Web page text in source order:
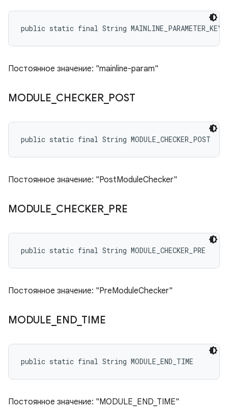
public static final String MAINLINE_PARAMETER_KEY
Постоянное значение: "mainline-param"
MODULE CHECKER_ POST
public static final String MODULE_CHECKER_POST
Постоянное значение: "PostModuleChecker"
MODULE CHECKER_ PRE
public static final String MODULE_CHECKER_PRE
Постоянное значение: "PreModuleChecker"
MODULE END_ TIME
public static final String MODULE_END_TIME
Постоянное значение: "MODULE_END_TIME"